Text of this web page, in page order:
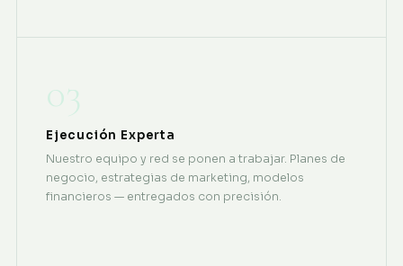
03
Ejecución Experta
Nuestro equipo y red se ponen a trabajar. Planes de
negocio, estrategias de marketing, modelos
financieros — entregados con precisión.